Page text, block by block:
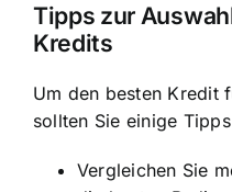
Tipps zur
Kredits
Um den besten Kredit
sollten Sie einige
Vergleichen Sie